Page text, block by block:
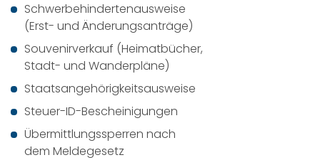
Schwerbehindertenausweise
(Erst- und Änderungsanträge)
Souvenirverkauf (Heimatbücher,
Stadt- und Wanderpläne)
Staatsangehörigkeitsausweise
Steuer-ID-Bescheinigungen
Übermittlungssperren nach
dem Meldegesetz